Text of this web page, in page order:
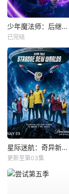
少年魔法师：后继者第三季
已完结
星际迷航：奇异新世界第四季
更新至第03集